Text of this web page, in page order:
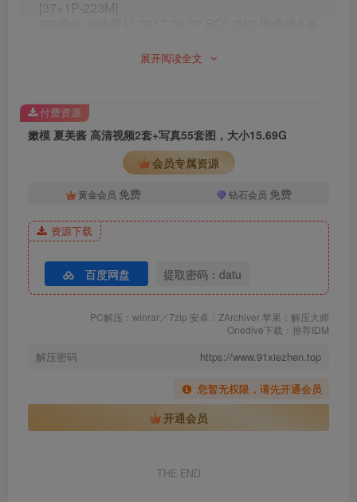
[37+1P-223M]
031BoLoli波萝社 2017.04.25 BOL.047 柳侑绮&夏
[59+1P-348M]
033BoLoli波萝社 2017.05.06 BOL.052 柳侑绮&夏
美酱_ [30+1P-153M]
034BoLoli波萝社 2017.05.14 BOL.062 夏美酱_
[25+1P-90.4M]
[36+1P-217M]
037BoLoli波萝社 2017.07.02 BOL.077 柳侑绮&夏
美酱_ [45+1P-84.7M]
038BoLoli波萝社 2017.07.05 BOL.079 夏美酱_
[30+1P-127M]
039BoLoli波萝社 2017.07.12 BOL.082 夏美酱_
[59+1P-212M]
[47+1P-347M]
042BoLoli波萝社 2017.08.08 BOL.099 夏美酱_
044BoLoli波萝社 2017.08.17 BOL.104 夏美酱_
展开阅读全文
嫩模 夏美酱 高清视频2套+写真55套图，大小15.69G
会员专属资源
黄金会员 免费 钻石会员 免费
资源下载
百度网盘 提取密码：datu
PC解压：winrar／7zip 安卓：ZArchiver 苹果：解压大师
Onedive下载：推荐IDM
解压密码 https://www.91xiezhen.top
您暂无权限，请先开通会员
开通会员
付费资源
THE END